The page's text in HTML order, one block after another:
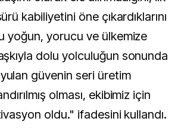
kabiliyetini öne çıkardıklarını
yoğun, yorucu ve ülkemize
dolu yolculuğun sonunda
güvenin seri üretim
olması, ekibimiz için
oldu." ifadesini kullandı.